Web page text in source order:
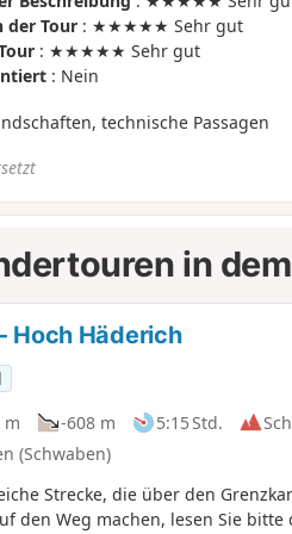
der Tour: ★★★★★ Sehr gut
: ★★★★★ Sehr gut
: Nein
technische Passagen
in
Hoch Häderich
m -608 m 5:15 Std.
(Schwaben)
Strecke, die über den
den Weg machen, lesen Sie